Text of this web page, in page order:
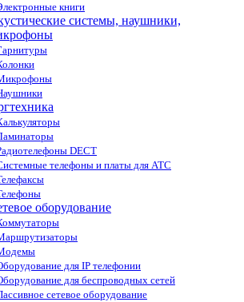
книги
системы, наушники,
DECT
телефоны и платы для АТС
оборудование
для IP телефонии
для беспроводных сетей
сетевое оборудование